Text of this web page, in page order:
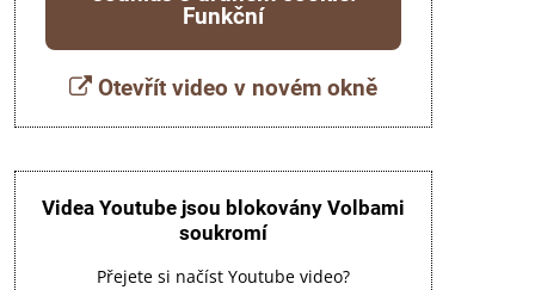
Funkční
Otevřít video v novém okně
Videa Youtube jsou blokovány Volbami
soukromí
Přejete si načíst Youtube video?